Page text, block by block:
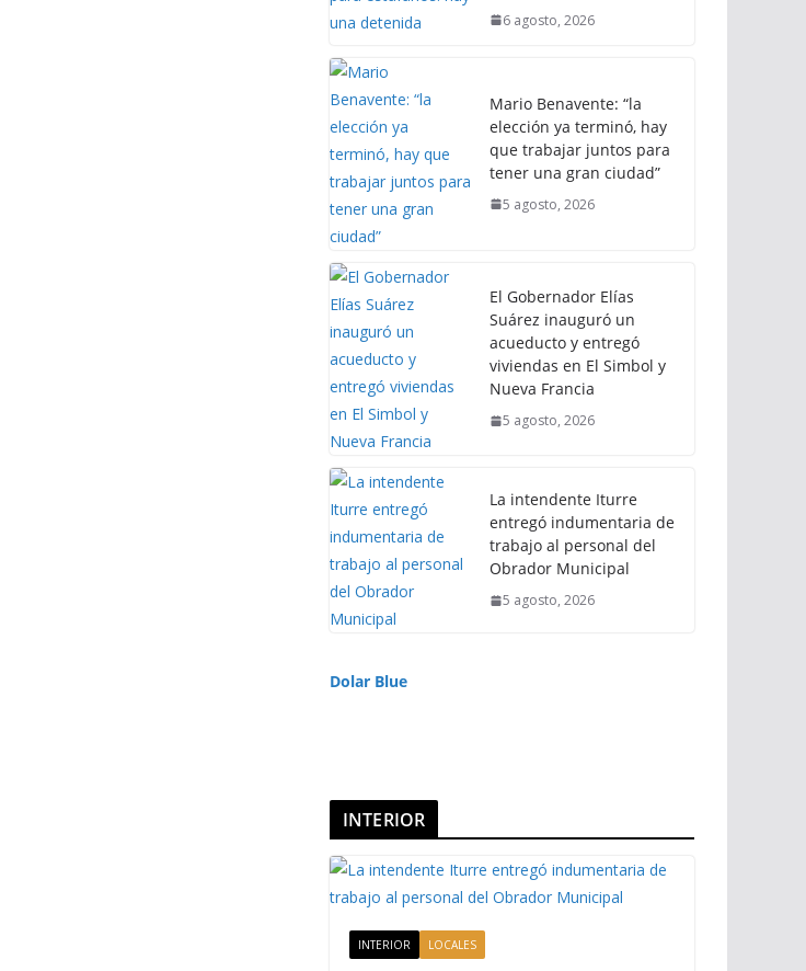
6 agosto, 2026
Mario Benavente: “la
elección ya terminó, hay
que trabajar juntos para
tener una gran ciudad”
5 agosto, 2026
El Gobernador Elías
Suárez inauguró un
acueducto y entregó
viviendas en El Simbol y
Nueva Francia
5 agosto, 2026
La intendente Iturre
entregó indumentaria de
trabajo al personal del
Obrador Municipal
5 agosto, 2026
Dolar Blue
INTERIOR
INTERIOR LOCALES